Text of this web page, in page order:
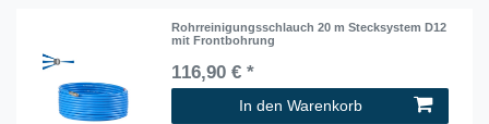
Rohrreinigungsschlauch 20 m Stecksystem D12
mit Frontbohrung
116,90 € *
In den Warenkorb